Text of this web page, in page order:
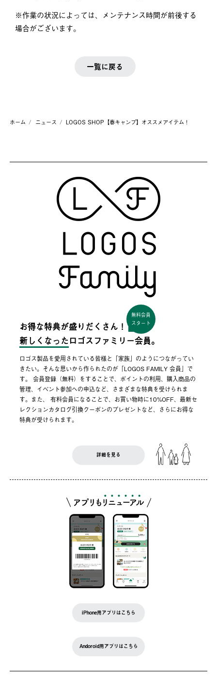
※作業の状況によっては、メンテナンス時間が前後する
場合がございます。
一覧に戻る
ホーム ニュース LOGOS SHOP【春キャンプ】オススメアイテム！
お得な特典が盛りだくさん！
無料会員
スタート
新しくなった ロゴスファミリー会員。
ロゴス製品を愛用されている皆様と「家族」のようにつながってい
きたい。そんな思いから作られたのが「LOGOS FAMILY 会員」で
す。 会員登録（無料）をすることで、ポイントの利用、購入商品の
管理、イベント参加への申込など、さまざまな特典を受けられま
す。また、 有料会員になることで、お買い物時に10%OFF、最新セ
レクションカタログ引換クーポンのプレゼントなど、さらにお得な
特典が受けられます。
詳細を見る
iPhone用アプリはこちら
Andoroid用アプリはこちら